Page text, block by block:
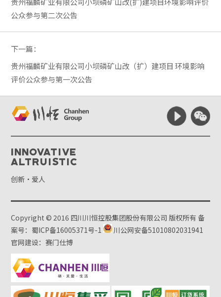
公众参与第二次公告
下一篇：
贵州福麟矿业有限公司小坝磷矿山改（扩）建项目 环境影响
评价公众参与第一次公告
Innovative
Altruistic
创新·爱人
Copyright © 2016 四川川恒控股集团股份有限公司 版权所有备
案号：蜀ICP备16005371号-1
川公网安备51010802031941
官网建设：赛门仕博